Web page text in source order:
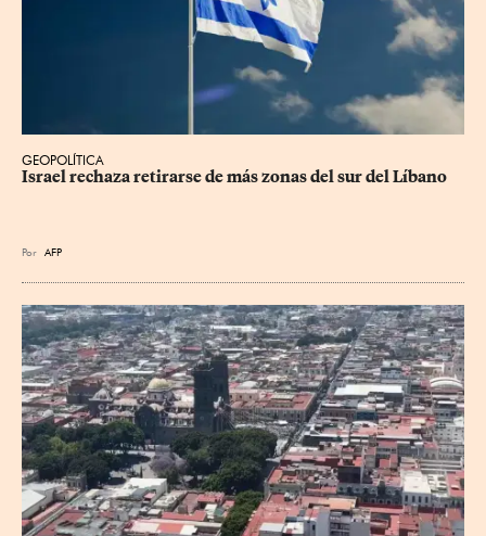
GEOPOLÍTICA
Israel rechaza retirarse de más zonas del sur del Líbano
Por AFP